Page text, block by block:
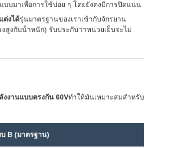
แบบมาเพื่อการใช้บ่อย ๆ โดยยังคงมีการปิดแน่น
ต่งได้รุ่นมาตรฐานของเราเข้ากับจักรยาน
สูงกับน้ําหนัก) รับประกันว่าหน่วยเย็นจะไม่
งงานแบบตรงกัน 60Vทําให้มันเหมาะสมสําหรับ
B (มาตรฐาน)